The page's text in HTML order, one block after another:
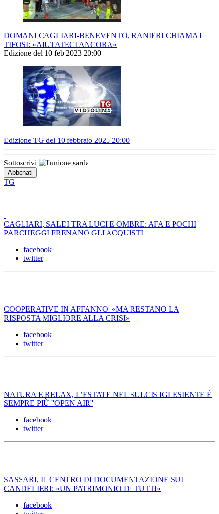
DOMANI CAGLIARI-BENEVENTO, RANIERI CHIAMA I
TIFOSI: «AIUTATECI ANCORA»
Edizione del 10 feb 2023 20:00
Edizione TG del 10 febbraio 2023 20:00
Sottoscrivi
TG
CAGLIARI, SALDI TRA LUCI E OMBRE: AFA E POCHI
PARCHEGGI FRENANO GLI ACQUISTI
facebook
twitter
COOPERATIVE IN AFFANNO: «MA RESTANO LA
RISPOSTA MIGLIORE ALLA CRISI»
facebook
twitter
NATURA E RELAX, L’ESTATE NEL SULCIS IGLESIENTE È
SEMPRE PIÙ ''OPEN AIR''
facebook
twitter
SASSARI, IL CENTRO DI DOCUMENTAZIONE SUI
CANDELIERI: «UN PATRIMONIO DI TUTTI»
facebook